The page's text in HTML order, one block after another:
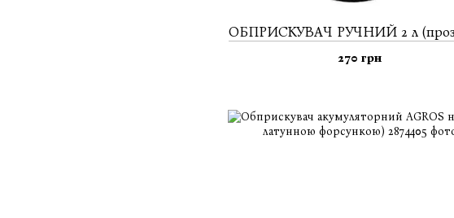
ОБПРИСКУВАЧ РУЧНИЙ 2 л
270 грн